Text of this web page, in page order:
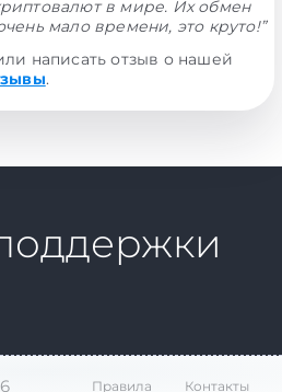
в мире. Их обмен
мало времени, это круто!”
написать отзыв о нашей
.
Правила Контакты